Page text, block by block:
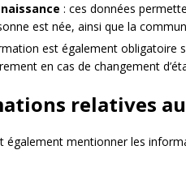
: ces données
est née, ainsi que la
est également obligatoire
en cas de changement
relatives
également mentionner les